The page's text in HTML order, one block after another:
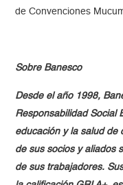
de Convenciones
Sobre Banesco
Desde el año 1998,
Responsabilidad Social
educación y la salud de
de sus socios y aliados
de sus trabajadores.